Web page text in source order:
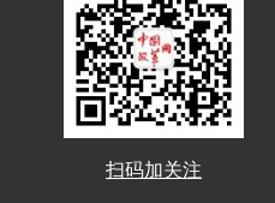
扫码加关注